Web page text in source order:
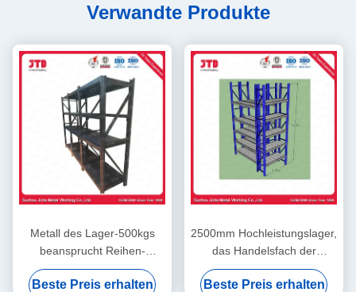
Verwandte Produkte
Metall des Lager-500kgs
beansprucht Reihen-
Schwarzes geschweißtes
Stahlfach BV 4 stark
Beste Preis erhalten
2500mm Hochleistungslager,
das Handelsfach der
Reihen-2000kgs 6 beiseite
legt
Beste Preis erhalten